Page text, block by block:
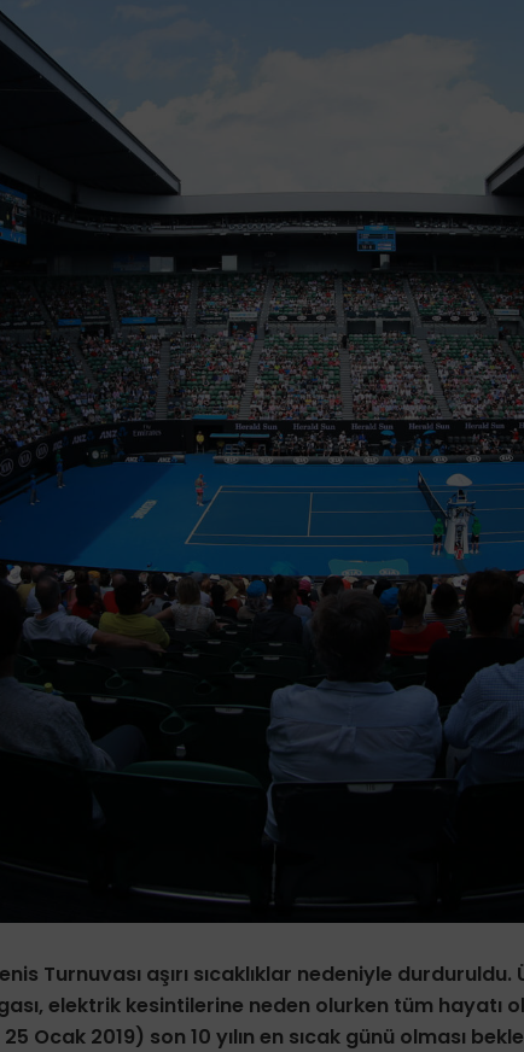
Turnuvası aşırı sıcaklıklar nedeniyle
elektrik kesintilerine neden olurken tüm hayatı
Ocak 2019) son 10 yılın en sıcak günü olması